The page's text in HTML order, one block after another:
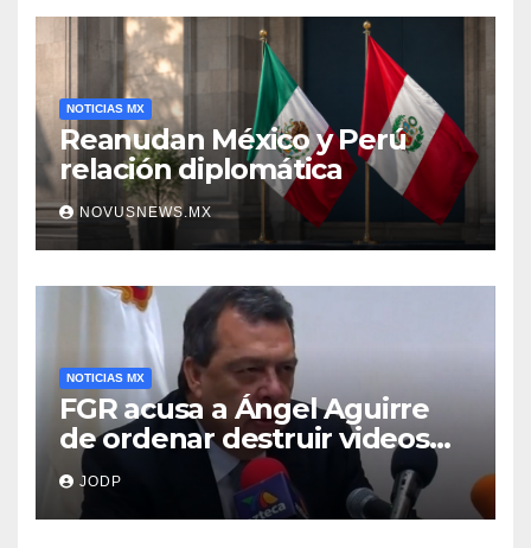
NOTICIAS MX
Reanudan México y Perú
relación diplomática
NOVUSNEWS.MX
NOTICIAS MX
FGR acusa a Ángel Aguirre
de ordenar destruir videos
clave del caso Ayotzinapa
JODP